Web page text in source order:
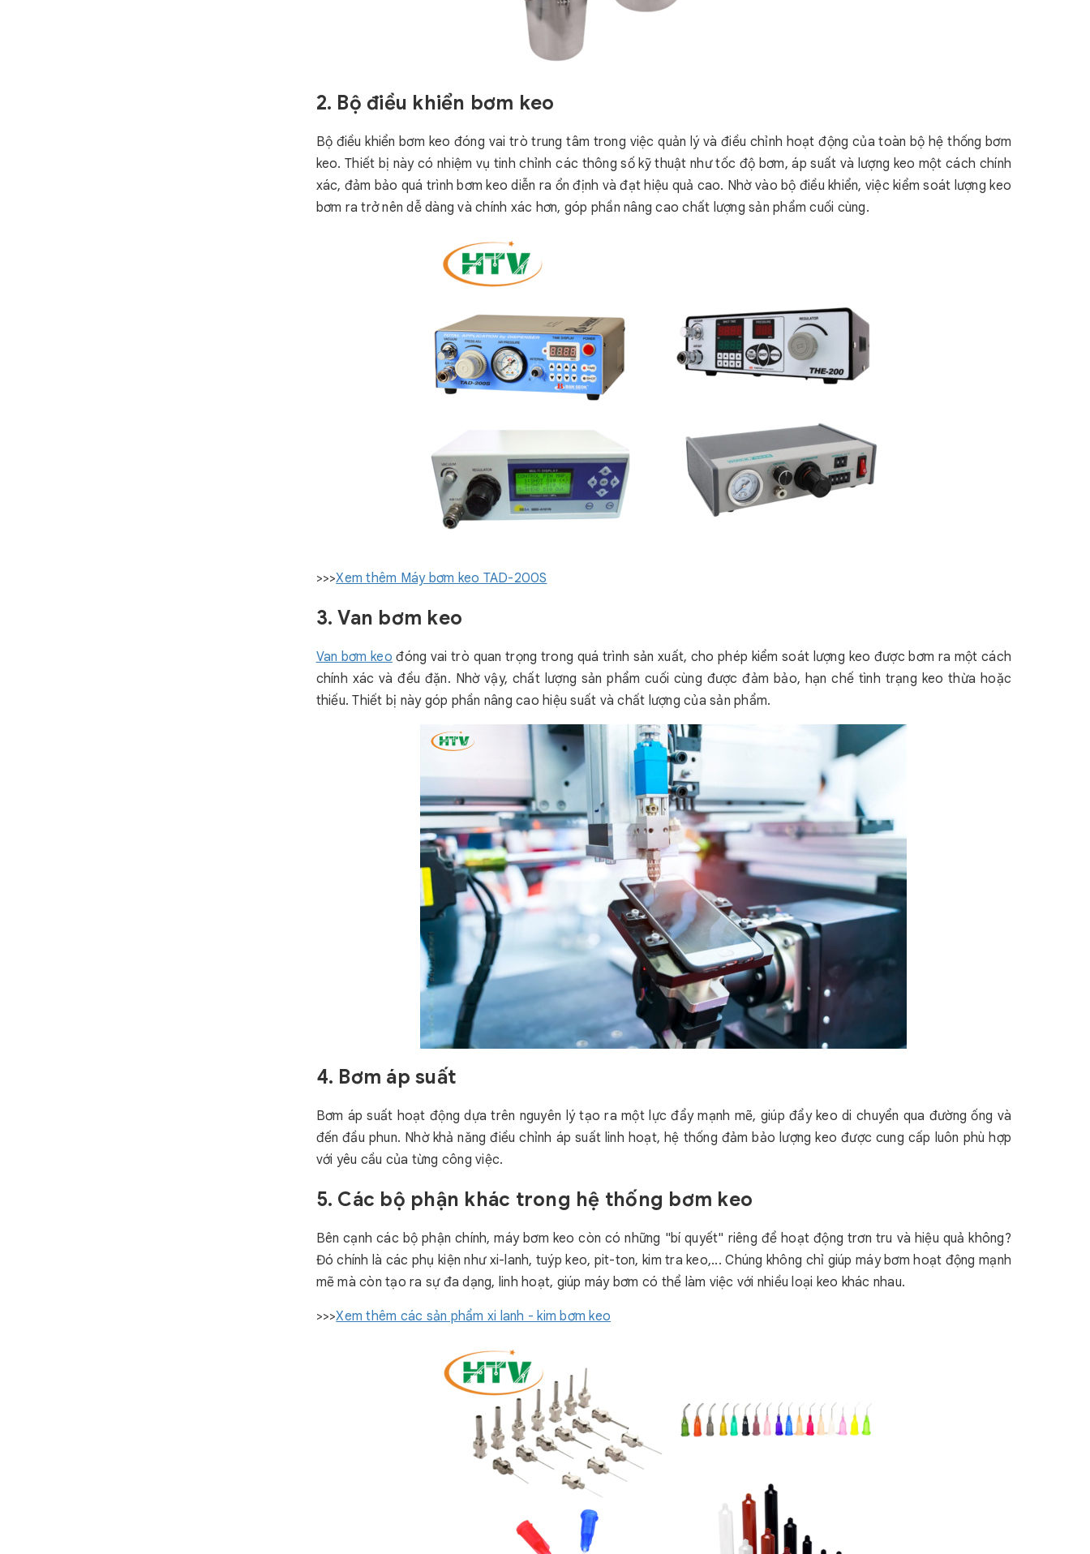
2. Bộ điều khiển bơm keo
Bộ điều khiển bơm keo đóng vai trò trung tâm trong việc quản lý và điều chỉnh hoạt động của toàn bộ hệ thống bơm
keo. Thiết bị này có nhiệm vụ tinh chỉnh các thông số kỹ thuật như tốc độ bơm, áp suất và lượng keo một cách chính
xác, đảm bảo quá trình bơm keo diễn ra ổn định và đạt hiệu quả cao. Nhờ vào bộ điều khiển, việc kiểm soát lượng keo
bơm ra trở nên dễ dàng và chính xác hơn, góp phần nâng cao chất lượng sản phẩm cuối cùng.
>>>Xem thêm Máy bơm keo TAD-200S
3. Van bơm keo
Van bơm keo đóng vai trò quan trọng trong quá trình sản xuất, cho phép kiểm soát lượng keo được bơm ra một cách
chính xác và đều đặn. Nhờ vậy, chất lượng sản phẩm cuối cùng được đảm bảo, hạn chế tình trạng keo thừa hoặc
thiếu. Thiết bị này góp phần nâng cao hiệu suất và chất lượng của sản phẩm.
4. Bơm áp suất
Bơm áp suất hoạt động dựa trên nguyên lý tạo ra một lực đẩy mạnh mẽ, giúp đẩy keo di chuyển qua đường ống và
đến đầu phun. Nhờ khả năng điều chỉnh áp suất linh hoạt, hệ thống đảm bảo lượng keo được cung cấp luôn phù hợp
với yêu cầu của từng công việc.
5. Các bộ phận khác trong hệ thống bơm keo
Bên cạnh các bộ phận chính, máy bơm keo còn có những "bí quyết" riêng để hoạt động trơn tru và hiệu quả không?
Đó chính là các phụ kiện như xi-lanh, tuýp keo, pit-ton, kim tra keo,... Chúng không chỉ giúp máy bơm hoạt động mạnh
mẽ mà còn tạo ra sự đa dạng, linh hoạt, giúp máy bơm có thể làm việc với nhiều loại keo khác nhau.
>>>Xem thêm các sản phẩm xi lanh - kim bơm keo